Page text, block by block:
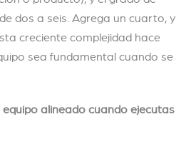
dos a seis. Agrega un cuarto, y
creciente complejidad hace
sea fundamental cuando se
alineado cuando ejecutas